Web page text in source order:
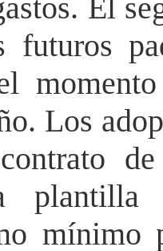
El
futuros
Los
plantilla
mínimo